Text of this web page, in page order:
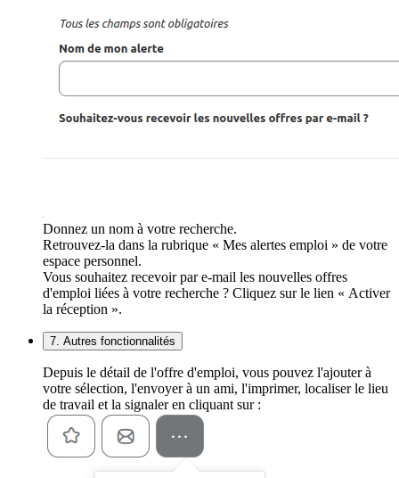
Donnez un nom à votre recherche.
Retrouvez-la dans la rubrique « Mes alertes emploi » de votre
espace personnel.
Vous souhaitez recevoir par e-mail les nouvelles offres
d'emploi liées à votre recherche ? Cliquez sur le lien « Activer
la réception ».
7. Autres fonctionnalités
Depuis le détail de l'offre d'emploi, vous pouvez l'ajouter à
votre sélection, l'envoyer à un ami, l'imprimer, localiser le lieu
de travail et la signaler en cliquant sur :